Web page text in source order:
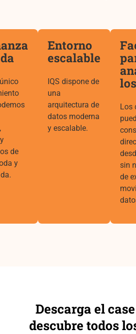
de
y
Entorno
escalable
IQS dispone de
una
arquitectura de
datos moderna
y escalable.
Los
sin
de
Descarga el
descubre todos